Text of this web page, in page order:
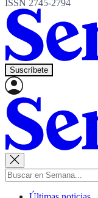
ISSN 2745-2794
Suscríbete